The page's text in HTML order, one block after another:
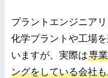
プラントエンジニア
化学プラントや工場
いますが、実際は専
ングをしている会社